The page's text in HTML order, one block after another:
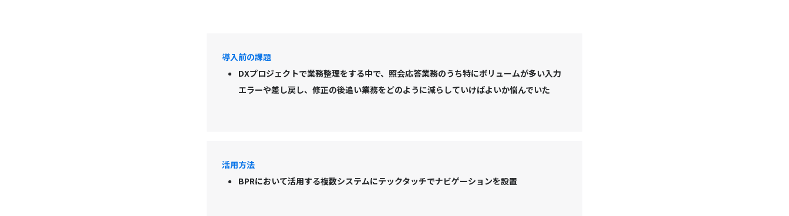
導入前の課題
DXプロジェクトで業務整理をする中で、照会応答業務のうち特にボリュームが多い入力
エラーや差し戻し、修正の後追い業務をどのように減らしていけばよいか悩んでいた
活用方法
BPRにおいて活用する複数システムにテックタッチでナビゲーションを設置